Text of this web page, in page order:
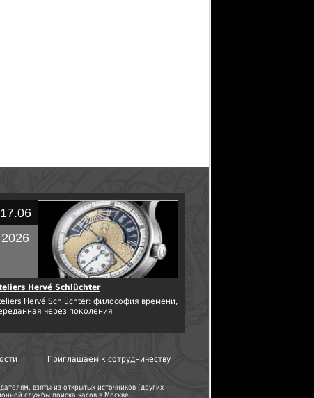
17.06
2026
Hervé Schlüchter
Hervé Schlüchter: философия времени,
через поколения
Приглашаем к сотрудничеству
взяты из открытых источников (других
службы поиска часов в Москве.